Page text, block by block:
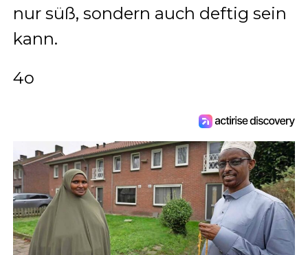
nur süß, sondern auch deftig sein
kann.
4o